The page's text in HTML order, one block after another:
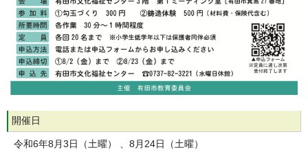
開催日
令和6年8月3日（土曜） 、8月24日（土曜）